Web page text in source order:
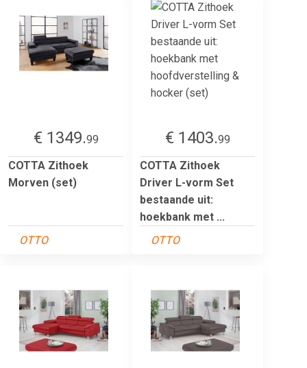
€ 1349.99
COTTA Zithoek
Morven (set)
OTTO
€ 1403.99
COTTA Zithoek
Driver L-vorm Set
bestaande uit:
hoekbank met ...
OTTO